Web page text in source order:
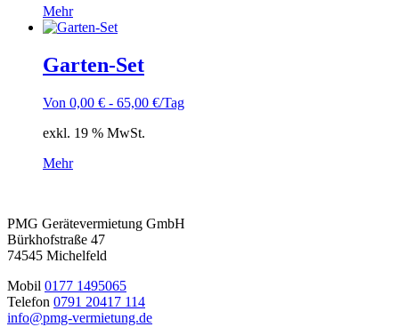
Mehr
Garten-Set
Von 0,00 € - 65,00 €/Tag
exkl. 19 % MwSt.
Mehr
PMG Gerätevermietung GmbH
Bürkhofstraße 47
74545 Michelfeld
Mobil 0177 1495065
Telefon 0791 20417 114
info@pmg-vermietung.de